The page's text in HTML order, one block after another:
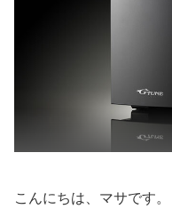
こんにちは、マサです。